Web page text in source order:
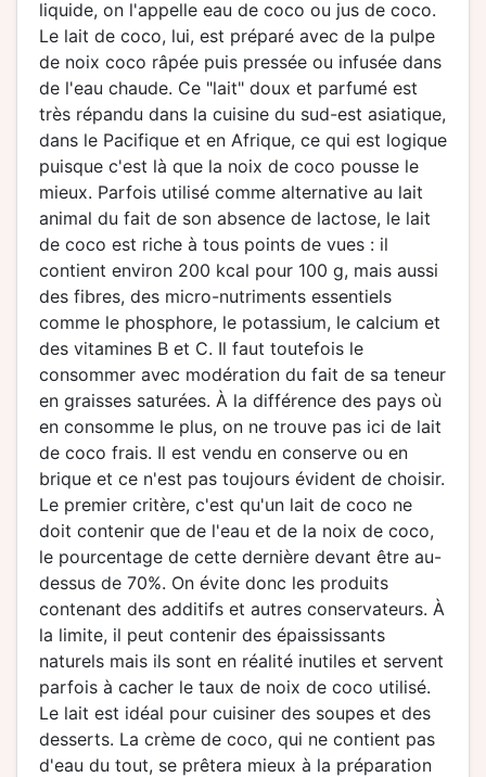
liquide, on l'appelle eau de coco ou jus de coco.
Le lait de coco, lui, est préparé avec de la pulpe
de noix coco râpée puis pressée ou infusée dans
de l'eau chaude. Ce "lait" doux et parfumé est
très répandu dans la cuisine du sud-est asiatique,
dans le Pacifique et en Afrique, ce qui est logique
puisque c'est là que la noix de coco pousse le
mieux. Parfois utilisé comme alternative au lait
animal du fait de son absence de lactose, le lait
de coco est riche à tous points de vues : il
contient environ 200 kcal pour 100 g, mais aussi
des fibres, des micro-nutriments essentiels
comme le phosphore, le potassium, le calcium et
des vitamines B et C. Il faut toutefois le
consommer avec modération du fait de sa teneur
en graisses saturées. À la différence des pays où
en consomme le plus, on ne trouve pas ici de lait
de coco frais. Il est vendu en conserve ou en
brique et ce n'est pas toujours évident de choisir.
Le premier critère, c'est qu'un lait de coco ne
doit contenir que de l'eau et de la noix de coco,
le pourcentage de cette dernière devant être au-
dessus de 70%. On évite donc les produits
contenant des additifs et autres conservateurs. À
la limite, il peut contenir des épaississants
naturels mais ils sont en réalité inutiles et servent
parfois à cacher le taux de noix de coco utilisé.
Le lait est idéal pour cuisiner des soupes et des
desserts. La crème de coco, qui ne contient pas
d'eau du tout, se prêtera mieux à la préparation